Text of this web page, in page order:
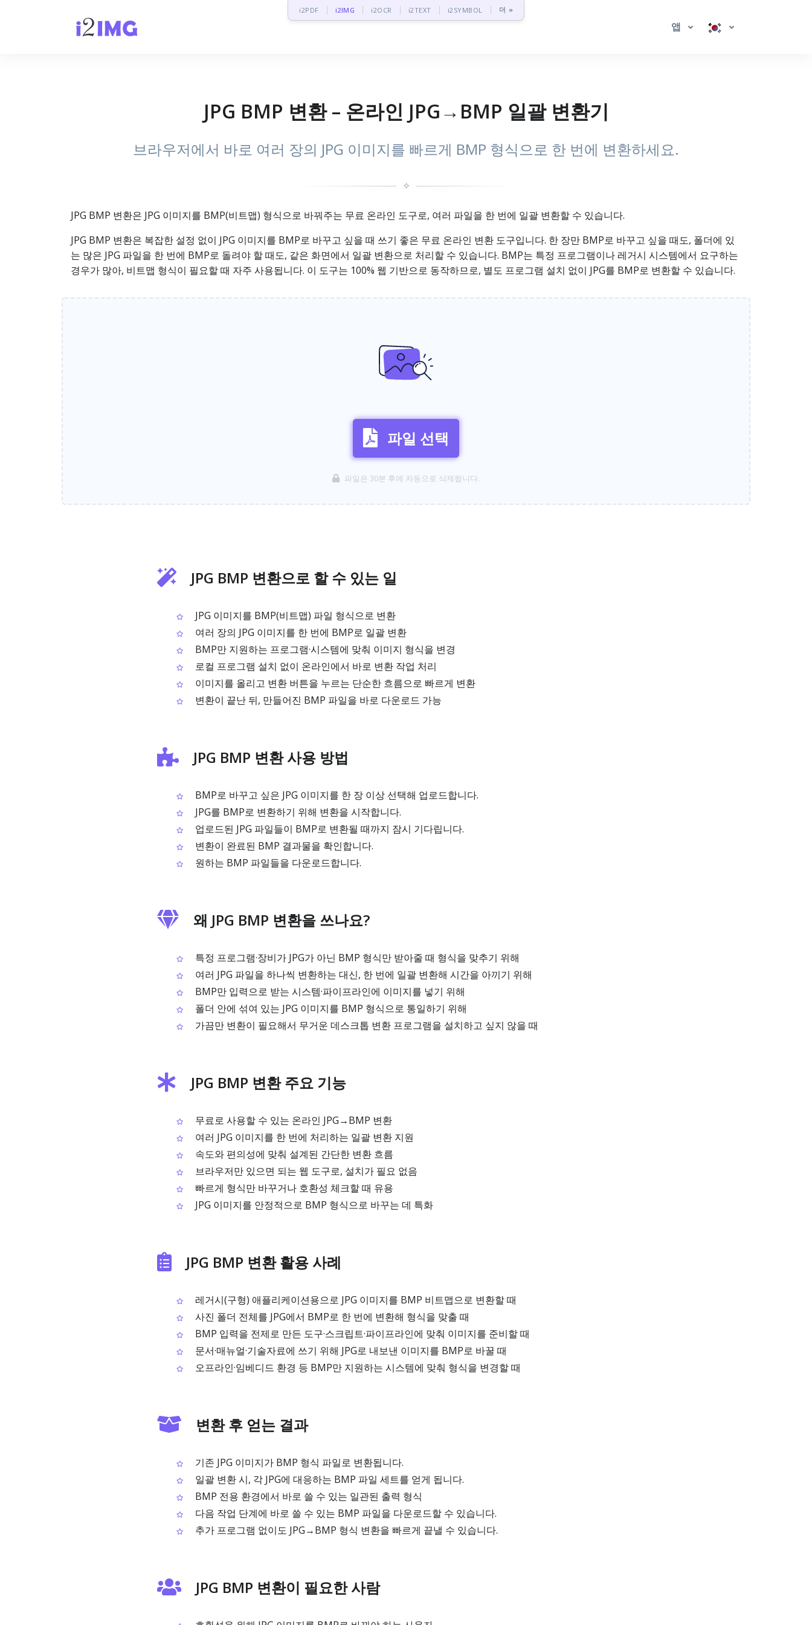
i2PDF i2IMG i2OCR i2TEXT i2SYMBOL 더 »
앱
JPG BMP 변환 – 온라인 JPG→BMP 일괄 변환기
브라우저에서 바로 여러 장의 JPG 이미지를 빠르게 BMP 형식으로 한 번에 변환하세요.
✧
JPG BMP 변환은 JPG 이미지를 BMP(비트맵) 형식으로 바꿔주는 무료 온라인 도구로, 여러 파일을 한 번에 일괄 변환할 수 있습니다.
JPG BMP 변환은 복잡한 설정 없이 JPG 이미지를 BMP로 바꾸고 싶을 때 쓰기 좋은 무료 온라인 변환 도구입니다. 한 장만 BMP로 바꾸고 싶을 때도, 폴더에 있
는 많은 JPG 파일을 한 번에 BMP로 돌려야 할 때도, 같은 화면에서 일괄 변환으로 처리할 수 있습니다. BMP는 특정 프로그램이나 레거시 시스템에서 요구하는
경우가 많아, 비트맵 형식이 필요할 때 자주 사용됩니다. 이 도구는 100% 웹 기반으로 동작하므로, 별도 프로그램 설치 없이 JPG를 BMP로 변환할 수 있습니다.
파일 선택
파일은 30분 후에 자동으로 삭제됩니다.
JPG BMP 변환으로 할 수 있는 일
JPG 이미지를 BMP(비트맵) 파일 형식으로 변환
여러 장의 JPG 이미지를 한 번에 BMP로 일괄 변환
BMP만 지원하는 프로그램·시스템에 맞춰 이미지 형식을 변경
로컬 프로그램 설치 없이 온라인에서 바로 변환 작업 처리
이미지를 올리고 변환 버튼을 누르는 단순한 흐름으로 빠르게 변환
변환이 끝난 뒤, 만들어진 BMP 파일을 바로 다운로드 가능
JPG BMP 변환 사용 방법
BMP로 바꾸고 싶은 JPG 이미지를 한 장 이상 선택해 업로드합니다.
JPG를 BMP로 변환하기 위해 변환을 시작합니다.
업로드된 JPG 파일들이 BMP로 변환될 때까지 잠시 기다립니다.
변환이 완료된 BMP 결과물을 확인합니다.
원하는 BMP 파일들을 다운로드합니다.
왜 JPG BMP 변환을 쓰나요?
특정 프로그램·장비가 JPG가 아닌 BMP 형식만 받아줄 때 형식을 맞추기 위해
여러 JPG 파일을 하나씩 변환하는 대신, 한 번에 일괄 변환해 시간을 아끼기 위해
BMP만 입력으로 받는 시스템·파이프라인에 이미지를 넣기 위해
폴더 안에 섞여 있는 JPG 이미지를 BMP 형식으로 통일하기 위해
가끔만 변환이 필요해서 무거운 데스크톱 변환 프로그램을 설치하고 싶지 않을 때
JPG BMP 변환 주요 기능
무료로 사용할 수 있는 온라인 JPG→BMP 변환
여러 JPG 이미지를 한 번에 처리하는 일괄 변환 지원
속도와 편의성에 맞춰 설계된 간단한 변환 흐름
브라우저만 있으면 되는 웹 도구로, 설치가 필요 없음
빠르게 형식만 바꾸거나 호환성 체크할 때 유용
JPG 이미지를 안정적으로 BMP 형식으로 바꾸는 데 특화
JPG BMP 변환 활용 사례
레거시(구형) 애플리케이션용으로 JPG 이미지를 BMP 비트맵으로 변환할 때
사진 폴더 전체를 JPG에서 BMP로 한 번에 변환해 형식을 맞출 때
BMP 입력을 전제로 만든 도구·스크립트·파이프라인에 맞춰 이미지를 준비할 때
문서·매뉴얼·기술자료에 쓰기 위해 JPG로 내보낸 이미지를 BMP로 바꿀 때
오프라인·임베디드 환경 등 BMP만 지원하는 시스템에 맞춰 형식을 변경할 때
변환 후 얻는 결과
기존 JPG 이미지가 BMP 형식 파일로 변환됩니다.
일괄 변환 시, 각 JPG에 대응하는 BMP 파일 세트를 얻게 됩니다.
BMP 전용 환경에서 바로 쓸 수 있는 일관된 출력 형식
다음 작업 단계에 바로 쓸 수 있는 BMP 파일을 다운로드할 수 있습니다.
추가 프로그램 없이도 JPG→BMP 형식 변환을 빠르게 끝낼 수 있습니다.
JPG BMP 변환이 필요한 사람